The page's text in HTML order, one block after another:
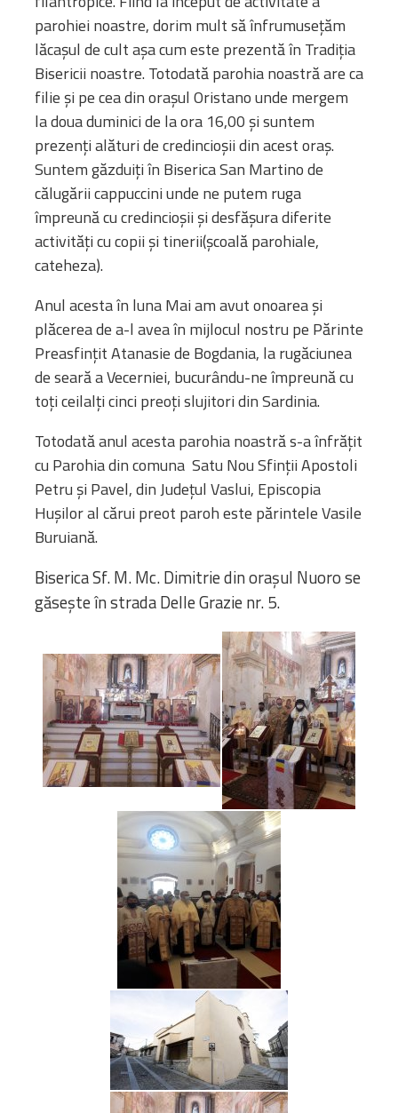
parohiei noastre, dorim mult să înfrumusețăm
lăcașul de cult așa cum este prezentă în Tradiția
Bisericii noastre. Totodată parohia noastră are ca
filie și pe cea din orașul Oristano unde mergem
la doua duminici de la ora 16,00 și suntem
prezenți alături de credincioșii din acest oraș.
Suntem găzduiți în Biserica San Martino de
călugării cappuccini unde ne putem ruga
împreună cu credincioșii și desfășura diferite
activități cu copii și tinerii(școală parohiale,
cateheza).
Anul acesta în luna Mai am avut onoarea și
plăcerea de a-l avea în mijlocul nostru pe Părinte
Preasfințit Atanasie de Bogdania, la rugăciunea
de seară a Vecerniei, bucurându-ne împreună cu
toți ceilalți cinci preoți slujitori din Sardinia.
Totodată anul acesta parohia noastră s-a înfrățit
cu Parohia din comuna Satu Nou Sfinții Apostoli
Petru și Pavel, din Județul Vaslui, Episcopia
Hușilor al cărui preot paroh este părintele Vasile
Buruiană.
Biserica Sf. M. Mc. Dimitrie din orașul Nuoro se
găsește în strada Delle Grazie nr. 5.